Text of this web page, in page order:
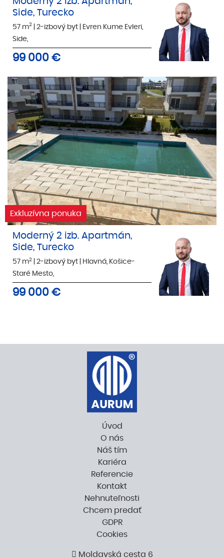
Side, Turecko
57 m2 2-izbový byt
Evren Kume Evleri,
Side,
99 000 €
Exkluzívna ponuka
Moderný 2 izb. Apartmán,
Side, Turecko
57 m2 2-izbový byt
Hlavná, Košice-
Staré Mesto,
99 000 €
Úvod
O nás
Náš tím
Kariéra
Referencie
Kontakt
Nehnuteľnosti
Chcem predať
GDPR
Cookies
Moldavská cesta 6